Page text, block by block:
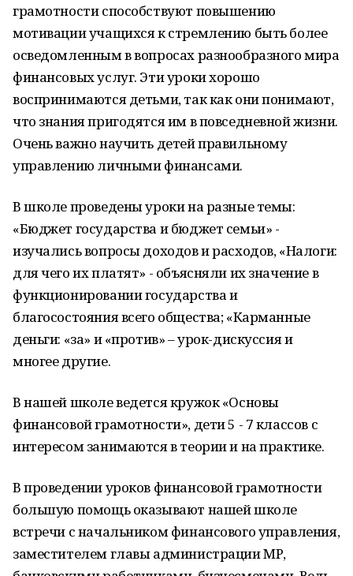
грамотности способствуют повышению
мотивации учащихся к стремлению быть более
осведомленным в вопросах разнообразного мира
финансовых услуг. Эти уроки хорошо
воспринимаются детьми, так как они понимают,
что знания пригодятся им в повседневной жизни.
Очень важно научить детей правильному
управлению личными финансами.
В школе проведены уроки на разные темы:
«Бюджет государства и бюджет семьи» -
изучались вопросы доходов и расходов, «Налоги:
для чего их платят» - объясняли их значение в
функционировании государства и
благосостояния всего общества; «Карманные
деньги: «за» и «против» – урок-дискуссия и
многее другие.
В нашей школе ведется кружок «Основы
финансовой грамотности», дети 5 - 7 классов с
интересом занимаются в теории и на практике.
В проведении уроков финансовой грамотности
большую помощь оказывают нашей школе
встречи с начальником финансового управления,
заместителем главы администрации МР,